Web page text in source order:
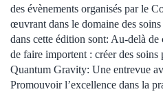
des évènements organisés par le
œuvrant dans le domaine des
dans cette édition sont: Au-delà
de faire importent : créer des soins
Quantum Gravity: Une entrevue
Promouvoir l’excellence dans la